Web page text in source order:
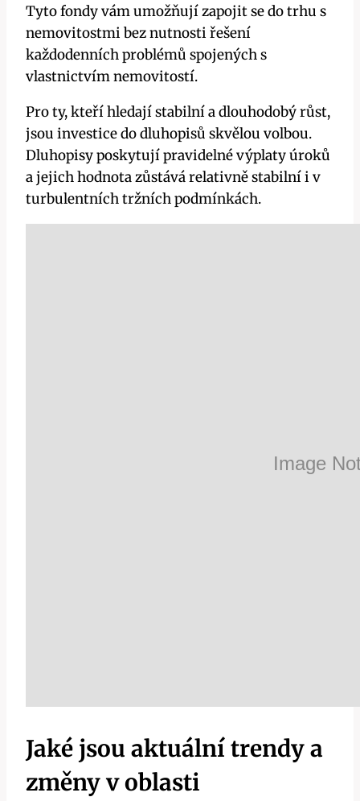
Tyto fondy vám umožňují zapojit se do trhu s
nemovitostmi bez nutnosti řešení
každodenních problémů spojených s
vlastnictvím nemovitostí.
Pro ty, kteří hledají stabilní a dlouhodobý růst,
jsou investice do dluhopisů skvělou volbou.
Dluhopisy poskytují pravidelné výplaty úroků
a jejich hodnota zůstává relativně stabilní i v
turbulentních tržních podmínkách.
Jaké jsou aktuální trendy a
změny v oblasti